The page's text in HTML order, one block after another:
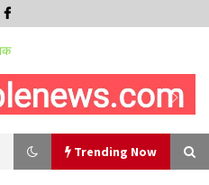
Trending Now